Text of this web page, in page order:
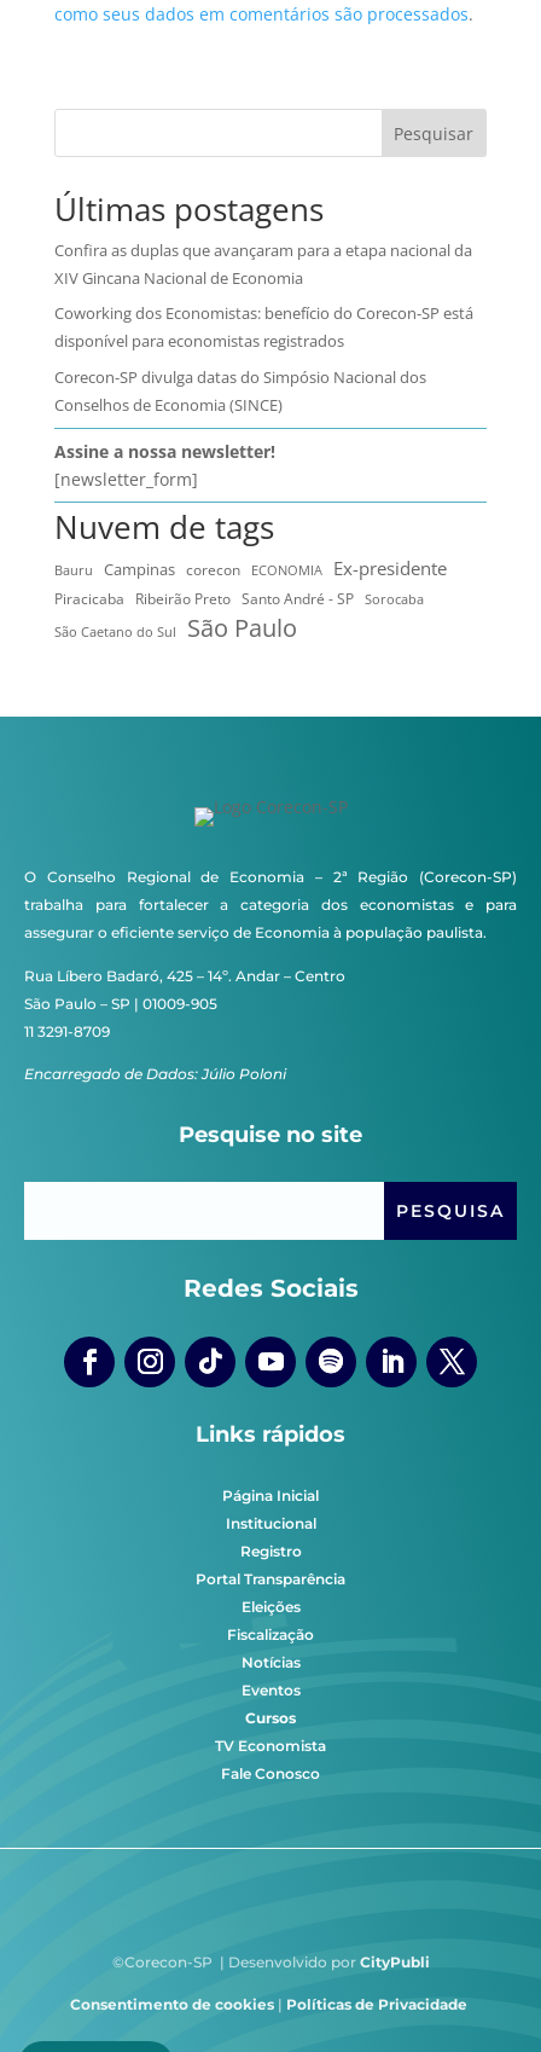
como seus dados em comentários são processados.
Pesquisar
Últimas postagens
Confira as duplas que avançaram para a etapa nacional da
XIV Gincana Nacional de Economia
Coworking dos Economistas: benefício do Corecon-SP está
disponível para economistas registrados
Corecon-SP divulga datas do Simpósio Nacional dos
Conselhos de Economia (SINCE)
Assine a nossa newsletter!
[newsletter_form]
Nuvem de tags
Bauru Campinas corecon ECONOMIA Ex-presidente
Piracicaba Ribeirão Preto Santo André - SP
Sorocaba
São Caetano do Sul
São Paulo
O Conselho Regional de Economia – 2ª Região (Corecon-SP)
trabalha para fortalecer a categoria dos economistas e para
assegurar o eficiente serviço de Economia à população paulista.
Rua Líbero Badaró, 425 – 14º. Andar – Centro
São Paulo – SP | 01009-905
11 3291-8709
Encarregado de Dados: Júlio Poloni
Pesquise no site
Redes Sociais
Links rápidos
Página Inicial
Institucional
Registro
Portal Transparência
Eleições
Fiscalização
Notícias
Eventos
Cursos
TV Economista
Fale Conosco
©Corecon-SP | Desenvolvido por CityPubli
Consentimento de cookies | Políticas de Privacidade